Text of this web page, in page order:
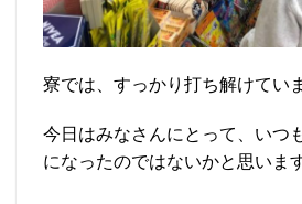
寮では、すっかり打ち解けてい
今日はみなさんにとって、いつ
になったのではないかと思います